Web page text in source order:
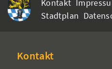
Kontakt
Stadtplan
Kontakt